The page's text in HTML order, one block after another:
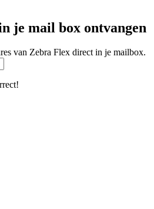
je mail box ontvangen
van Zebra Flex direct in je mailbox.